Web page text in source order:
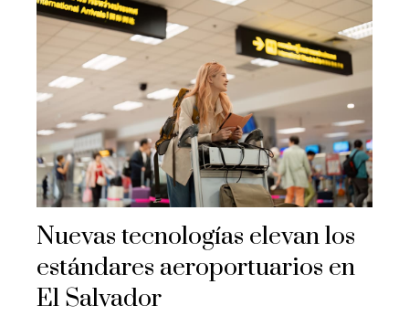
Nuevas tecnologías elevan los
estándares aeroportuarios en
El Salvador